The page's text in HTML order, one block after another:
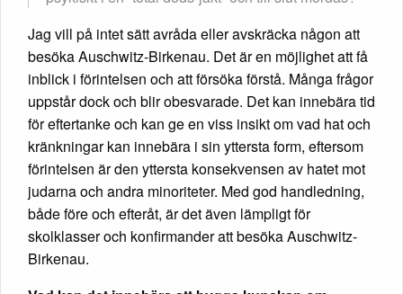
Jag vill på intet sätt avråda eller avskräcka någon att
besöka Auschwitz-Birkenau. Det är en möjlighet att få
inblick i förintelsen och att försöka förstå. Många frågor
uppstår dock och blir obesvarade. Det kan innebära tid
för eftertanke och kan ge en viss insikt om vad hat och
kränkningar kan innebära i sin yttersta form, eftersom
förintelsen är den yttersta konsekvensen av hatet mot
judarna och andra minoriteter. Med god handledning,
både före och efteråt, är det även lämpligt för
skolklasser och konfirmander att besöka Auschwitz-
Birkenau.